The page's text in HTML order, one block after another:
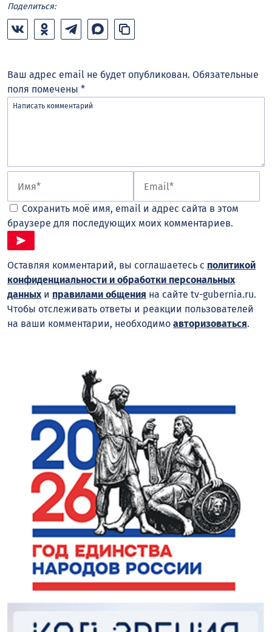
Поделиться:
Ваш адрес email не будет опубликован. Обязательные
поля помечены *
Сохранить моё имя, email и адрес сайта в этом
браузере для последующих моих комментариев.
Оставляя комментарий, вы соглашаетесь с политикой
конфиденциальности и обработки персональных
данныхи правилами общения на сайте tv-gubernia.ru.
Чтобы отслеживать ответы и реакции пользователей
на ваши комментарии, необходимо авторизоваться.